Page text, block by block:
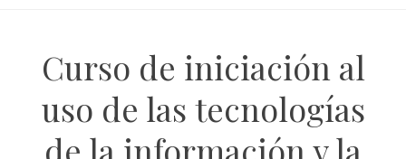
Curso de iniciación al
uso de las tecnologías
de la información y la